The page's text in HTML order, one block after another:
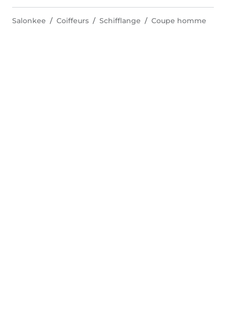
Salonkee Coiffeurs Schifflange Coupe homme